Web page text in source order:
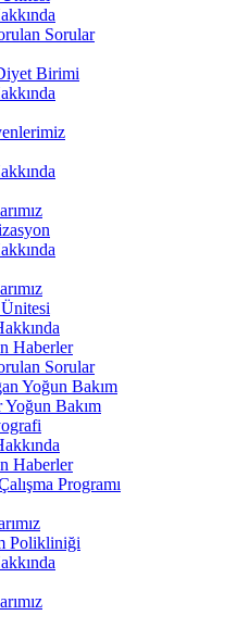
Sorular
Birimi
Haberler
Sorular
Yoğun Bakım
Bakım
Haberler
Programı
Polikliniği